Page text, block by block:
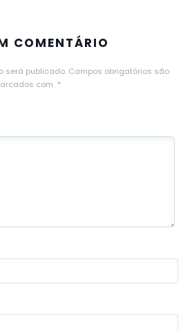
COMENTÁRIO
será publicado. Campos obrigatórios são
com *